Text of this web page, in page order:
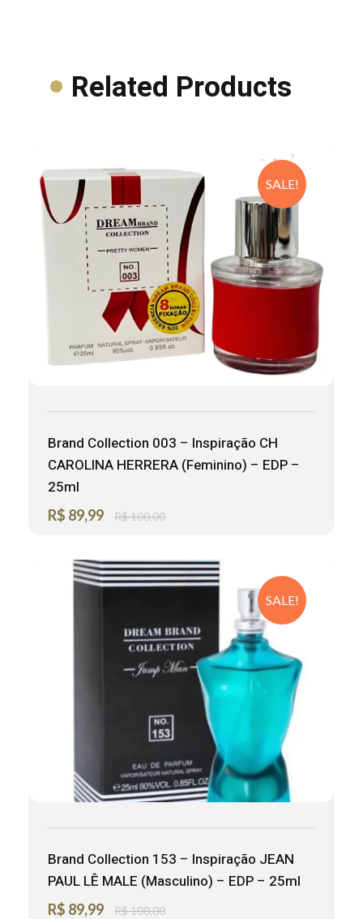
Related Products
SALE!
Brand Collection 003 – Inspiração CH
CAROLINA HERRERA (Feminino) – EDP –
25ml
R$ 89,99 R$100,00
SALE!
Brand Collection 153 – Inspiração JEAN
PAUL LÊ MALE (Masculino) – EDP – 25ml
R$ 89,99 R$100,00